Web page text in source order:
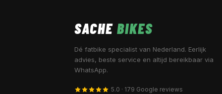
SACHE BIKES
Dé fatbike specialist van Nederland. Eerlijk
advies, beste service en altijd bereikbaar via
WhatsApp.
5.0 · 179 Google reviews